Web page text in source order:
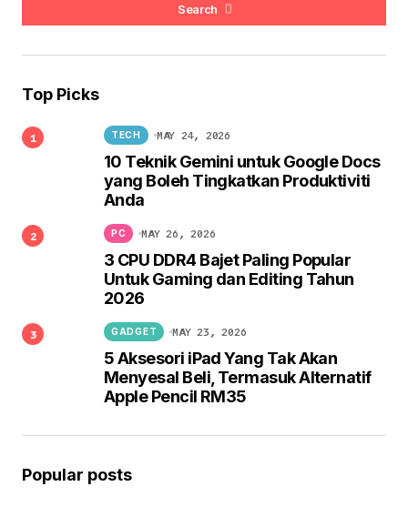
Search
Top Picks
10 Teknik Gemini untuk Google Docs
yang Boleh Tingkatkan Produktiviti
Anda
TECH MAY 24, 2026
3 CPU DDR4 Bajet Paling Popular
Untuk Gaming dan Editing Tahun
2026
PC MAY 26, 2026
5 Aksesori iPad Yang Tak Akan
Menyesal Beli, Termasuk Alternatif
Apple Pencil RM35
GADGET MAY 23, 2026
Popular posts